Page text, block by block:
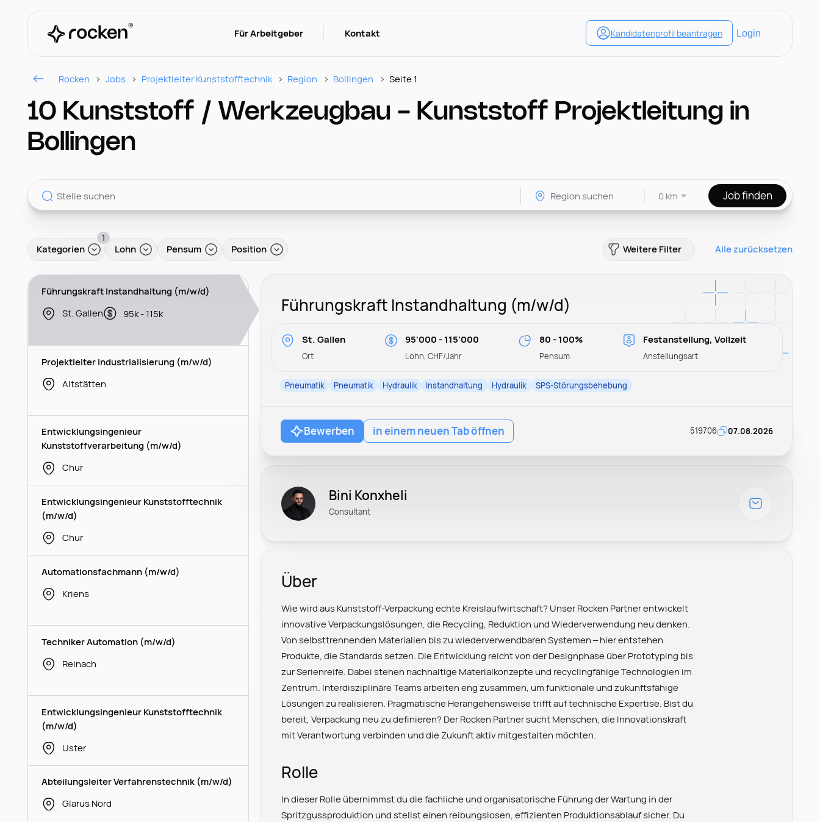
Für Arbeitgeber Kontakt
Rocken Jobs Projektleiter Kunststofftechnik Region Bollingen Seite 1
10 Kunststoff / Werkzeugbau - Kunststoff Projektleitung in
Bollingen
0 km Job finden
Kategorien
1
Lohn Pensum Position Weitere Filter Alle zurücksetzen
Führungskraft Instandhaltung (m/w/d)
St. Gallen
95k - 115k
Projektleiter Industrialisierung (m/w/d)
Altstätten
Entwicklungsingenieur
Kunststoffverarbeitung (m/w/d)
Chur
Entwicklungsingenieur Kunststofftechnik
(m/w/d)
Chur
Automationsfachmann (m/w/d)
Kriens
Techniker Automation (m/w/d)
Reinach
Entwicklungsingenieur Kunststofftechnik
(m/w/d)
Uster
Abteilungsleiter Verfahrenstechnik (m/w/d)
Glarus Nord
Führungskraft Instandhaltung (m/w/d)
St. Gallen
Ort
95'000 - 115'000
Lohn, CHF/Jahr
80 - 100%
Pensum
Festanstellung, Vollzeit
Anstellungsart
Pneumatik Pneumatik Hydraulik Instandhaltung Hydraulik SPS-Störungsbehebung
Bewerben in einem neuen Tab öffnen 519706 07.08.2026
Bini Konxheli
Consultant
Über
Wie wird aus Kunststoff-Verpackung echte Kreislaufwirtschaft? Unser Rocken Partner entwickelt
innovative Verpackungslösungen, die Recycling, Reduktion und Wiederverwendung neu denken.
Von selbsttrennenden Materialien bis zu wiederverwendbaren Systemen – hier entstehen
Produkte, die Standards setzen. Die Entwicklung reicht von der Designphase über Prototyping bis
zur Serienreife. Dabei stehen nachhaltige Materialkonzepte und recyclingfähige Technologien im
Zentrum. Interdisziplinäre Teams arbeiten eng zusammen, um funktionale und zukunftsfähige
Lösungen zu realisieren. Pragmatische Herangehensweise trifft auf technische Expertise. Bist du
bereit, Verpackung neu zu definieren? Der Rocken Partner sucht Menschen, die Innovationskraft
mit Verantwortung verbinden und die Zukunft aktiv mitgestalten möchten.
Rolle
In dieser Rolle übernimmst du die fachliche und organisatorische Führung der Wartung in der
Spritzgussproduktion und stellst einen reibungslosen, effizienten Produktionsablauf sicher. Du